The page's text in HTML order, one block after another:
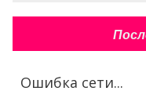
Ошибка сети...